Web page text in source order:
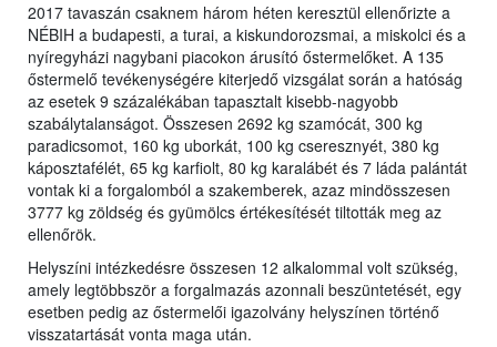
2017 tavaszán csaknem három héten keresztül ellenőrizte a
NÉBIH a budapesti, a turai, a kiskundorozsmai, a miskolci és a
nyíregyházi nagybani piacokon árusító őstermelőket. A 135
őstermelő tevékenységére kiterjedő vizsgálat során a hatóság
az esetek 9 százalékában tapasztalt kisebb-nagyobb
szabálytalanságot. Összesen 2692 kg szamócát, 300 kg
paradicsomot, 160 kg uborkát, 100 kg cseresznyét, 380 kg
káposztafélét, 65 kg karfiolt, 80 kg karalábét és 7 láda palántát
vontak ki a forgalomból a szakemberek, azaz mindösszesen
3777 kg zöldség és gyümölcs értékesítését tiltották meg az
ellenőrök.
Helyszíni intézkedésre összesen 12 alkalommal volt szükség,
amely legtöbbször a forgalmazás azonnali beszüntetését, egy
esetben pedig az őstermelői igazolvány helyszínen történő
visszatartását vonta maga után.